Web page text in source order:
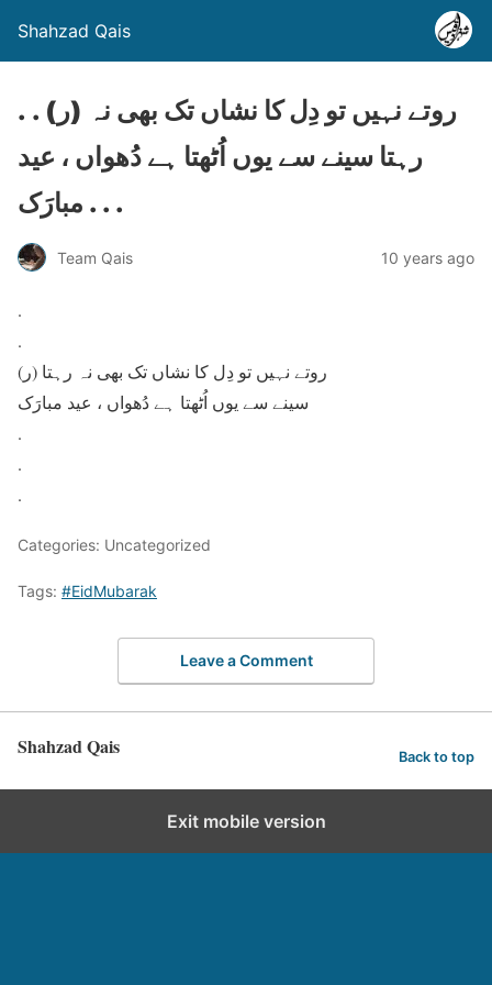
Shahzad Qais
. . (ر) روتے نہیں تو دِل کا نشاں تک بھی نہ
رہتا سینے سے یوں اُٹھتا ہے دُھواں ، عید
مبارَک . . .
Team Qais 10 years ago
.
.
(ر) روتے نہیں تو دِل کا نشاں تک بھی نہ رہتا
سینے سے یوں اُٹھتا ہے دُھواں ، عید مبارَک
.
.
.
Categories: Uncategorized
Tags: #EidMubarak
Leave a Comment
Shahzad Qais Back to top
Exit mobile version